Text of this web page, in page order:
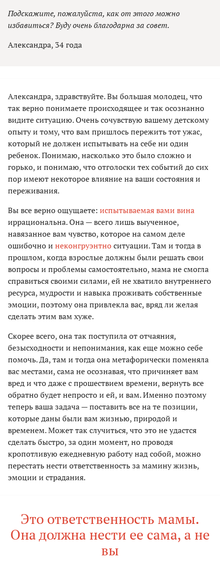
Подскажите, пожалуйста, как от этого можно
избавиться? Буду очень благодарна за совет.
Александра, 34 года
Александра, здравствуйте. Вы большая молодец, что
так верно понимаете происходящее и так осознанно
видите ситуацию. Очень сочувствую вашему детскому
опыту и тому, что вам пришлось пережить тот ужас,
который не должен испытывать на себе ни один
ребенок. Понимаю, насколько это было сложно и
горько, и понимаю, что отголоски тех событий до сих
пор имеют некоторое влияние на ваши состояния и
переживания.
Вы все верно ощущаете: испытываемая вами вина
иррациональна. Она — всего лишь выученное,
навязанное вам чувство, которое на самом деле
ошибочно и неконгруэнтноситуации. Там и тогда в
прошлом, когда взрослые должны были решать свои
вопросы и проблемы самостоятельно, мама не смогла
справиться своими силами, ей не хватило внутреннего
ресурса, мудрости и навыка проживать собственные
эмоции, поэтому она привлекла вас, вряд ли желая
сделать этим вам хуже.
Скорее всего, она так поступила от отчаяния,
безысходности и непонимания, как еще можно себе
помочь. Да, там и тогда она метафорически поменяла
вас местами, сама не осознавая, что причиняет вам
вред и что даже с прошествием времени, вернуть все
обратно будет непросто и ей, и вам. Именно поэтому
теперь ваша задача — поставить все на те позиции,
которые даны были вам жизнью, природой и
временем. Может так случиться, что это не удастся
сделать быстро, за один момент, но проводя
кропотливую ежедневную работу над собой, можно
перестать нести ответственность за мамину жизнь,
эмоции и страдания.
Это ответственность мамы.
Она должна нести ее сама, а не
вы